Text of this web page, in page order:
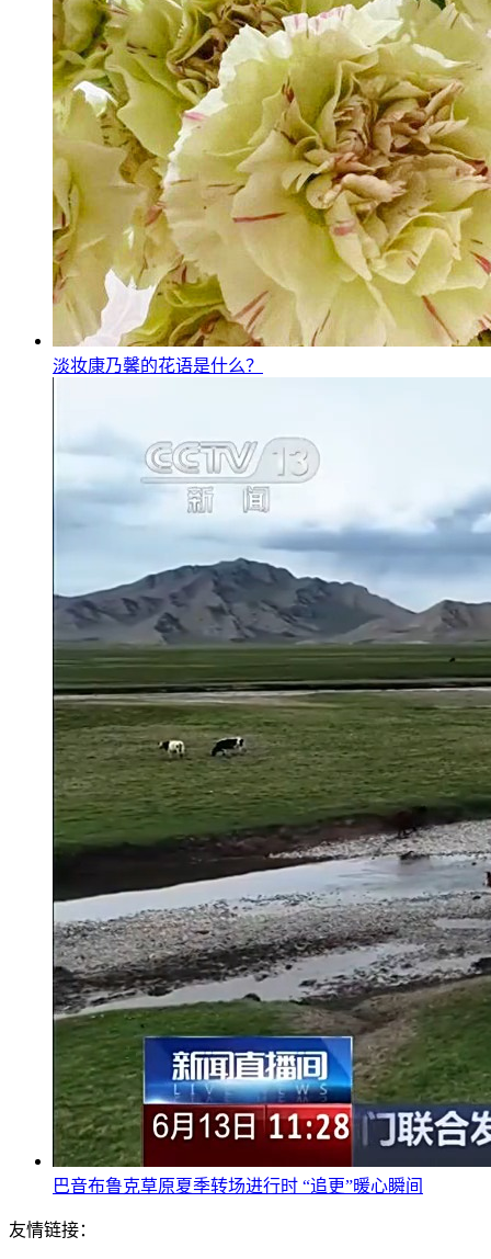
淡妆康乃馨的花语是什么？
巴音布鲁克草原夏季转场进行时 “追更”暖心瞬间
友情链接：